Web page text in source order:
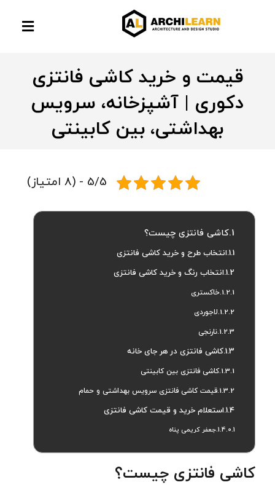
قیمت و خرید کاشی فانتزی
دکوری | آشپزخانه، سرویس
بهداشتی، بین کابینتی
5/5 - (8 امتیاز)
کاشی فانتزی چیست؟
انتخاب طرح و خرید کاشی فانتزی
انتخاب رنگ و خرید کاشی فانتزی
خاکستری
لاجوردی
نارنجی
کاشی فانتزی در هر جای خانه
کاشی فانتزی بین کابینتی
قیمت کاشی فانتزی سرویس بهداشتی و حمام
استعلام خرید و قیمت کاشی فانتزی
جعفر کریمی پناه
کاشی فانتزی چیست؟